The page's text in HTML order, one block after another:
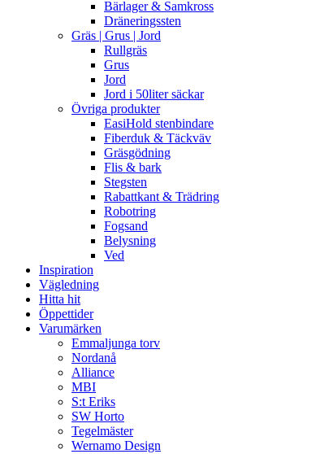
Bärlager & Samkross
Dräneringssten
Gräs | Grus | Jord
Rullgräs
Grus
Jord
Jord i 50liter säckar
Övriga produkter
EasiHold stenbindare
Fiberduk & Täckväv
Gräsgödning
Flis & bark
Stegsten
Rabattkant & Trädring
Robotring
Fogsand
Belysning
Ved
Inspiration
Vägledning
Hitta hit
Öppettider
Varumärken
Emmaljunga torv
Nordanå
Alliance
MBI
S:t Eriks
SW Horto
Tegelmäster
Wernamo Design